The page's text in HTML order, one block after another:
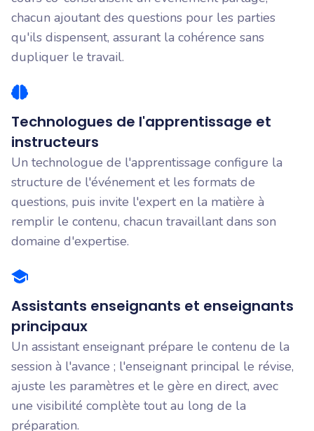
chacun ajoutant des questions pour les parties
qu'ils dispensent, assurant la cohérence sans
dupliquer le travail.
Technologues de l'apprentissage et
instructeurs
Un technologue de l'apprentissage configure la
structure de l'événement et les formats de
questions, puis invite l'expert en la matière à
remplir le contenu, chacun travaillant dans son
domaine d'expertise.
Assistants enseignants et enseignants
principaux
Un assistant enseignant prépare le contenu de la
session à l'avance ; l'enseignant principal le révise,
ajuste les paramètres et le gère en direct, avec
une visibilité complète tout au long de la
préparation.